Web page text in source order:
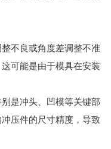
不良或角度差调整不准
可能是由于模具在安装
是冲头、凹模等关键部
压件的尺寸精度，导致